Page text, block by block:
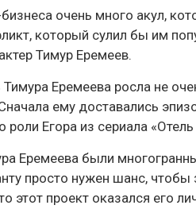
очень много акул,
который сулил бы им
Тимур Еремеев.
Еремеева росла не
ему доставались
роли Егора из сериала
Еремеева были
просто нужен шанс,
этот проект оказался его